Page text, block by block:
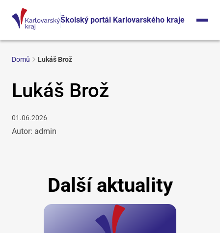
Školský portál Karlovarského kraje
Domů Lukáš Brož
Lukáš Brož
01.06.2026
Autor: admin
Další aktuality